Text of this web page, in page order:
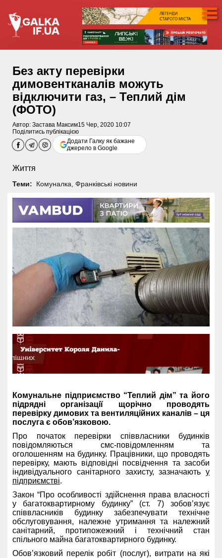
Без акту перевірки
димовентканалів можуть
відключити газ, – Теплий дім
(ФОТО)
Автор: Застава Максим15 Чер, 2020 10:07
Поділитись публікацією
Додати Галку як бажане
джерело в Google
Життя
Теми: Комуналка Франківські новини
Комунальне підприємство “Теплий дім” та його
підрядні організації щорічно проводять
перевірку димових та вентиляційних каналів – ця
послуга є обов’язковою.
Про початок перевірки співвласники будинків
повідомляються смс-повідомленням та
оголошенням на будинку. Працівники, що проводять
перевірку, мають відповідні посвідчення та засоби
індивідуального санітарного захисту, зазначають у
підприємстві.
Закон “Про особливості здійснення права власності
у багатоквартирному будинку” (ст. 7) зобов’язує
співвласників будинку забезпечувати технічне
обслуговування, належне утримання та належний
санітарний, протипожежний і технічний стан
спільного майна багатоквартирного будинку.
Обов’язковий перелік робіт (послуг), витрати на які